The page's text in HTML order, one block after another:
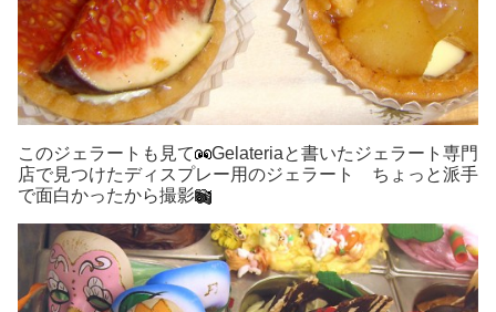
このジェラートも見て
Gelateriaと書いたジェラート専門
店で見つけたディスプレー用のジェラート ちょっと派手
で面白かったから撮影